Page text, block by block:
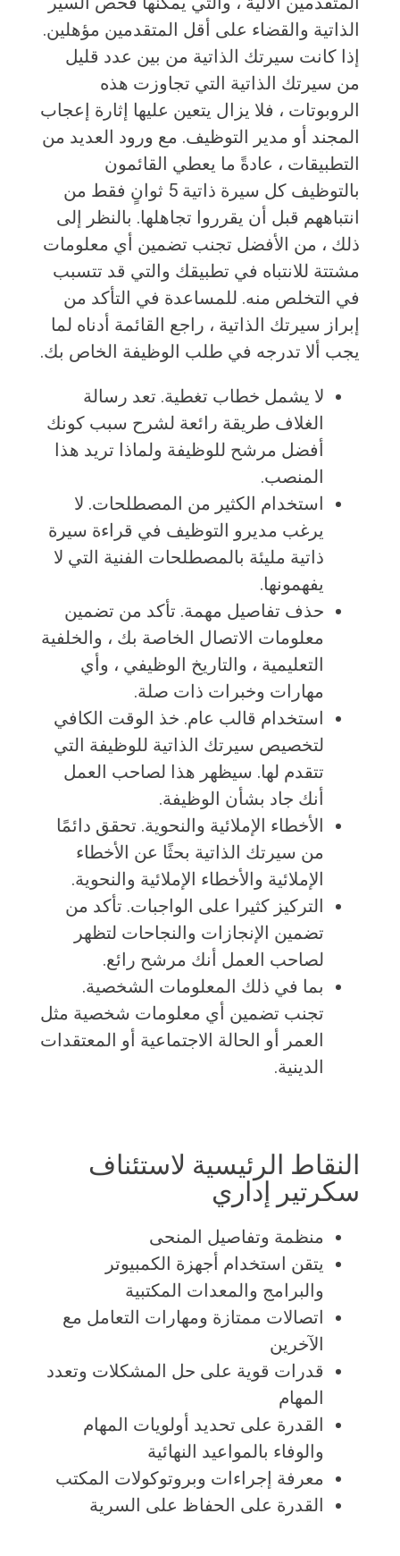
الذاتية والقضاء على أقل المتقدمين مؤهلين.
إذا كانت سيرتك الذاتية من بين عدد قليل
من سيرتك الذاتية التي تجاوزت هذه
الروبوتات ، فلا يزال يتعين عليها إثارة إعجاب
المجند أو مدير التوظيف. مع ورود العديد من
التطبيقات ، عادةً ما يعطي القائمون
بالتوظيف كل سيرة ذاتية 5 ثوانٍ فقط من
انتباههم قبل أن يقرروا تجاهلها. بالنظر إلى
ذلك ، من الأفضل تجنب تضمين أي معلومات
مشتتة للانتباه في تطبيقك والتي قد تتسبب
في التخلص منه. للمساعدة في التأكد من
إبراز سيرتك الذاتية ، راجع القائمة أدناه لما
يجب ألا تدرجه في طلب الوظيفة الخاص بك.
لا يشمل خطاب تغطية. تعد رسالة
الغلاف طريقة رائعة لشرح سبب كونك
أفضل مرشح للوظيفة ولماذا تريد هذا
المنصب.
استخدام الكثير من المصطلحات. لا
يرغب مديرو التوظيف في قراءة سيرة
ذاتية مليئة بالمصطلحات الفنية التي لا
يفهمونها.
حذف تفاصيل مهمة. تأكد من تضمين
معلومات الاتصال الخاصة بك ، والخلفية
التعليمية ، والتاريخ الوظيفي ، وأي
مهارات وخبرات ذات صلة.
استخدام قالب عام. خذ الوقت الكافي
لتخصيص سيرتك الذاتية للوظيفة التي
تتقدم لها. سيظهر هذا لصاحب العمل
أنك جاد بشأن الوظيفة.
الأخطاء الإملائية والنحوية. تحقق دائمًا
من سيرتك الذاتية بحثًا عن الأخطاء
الإملائية والأخطاء الإملائية والنحوية.
التركيز كثيرا على الواجبات. تأكد من
تضمين الإنجازات والنجاحات لتظهر
لصاحب العمل أنك مرشح رائع.
بما في ذلك المعلومات الشخصية.
تجنب تضمين أي معلومات شخصية مثل
العمر أو الحالة الاجتماعية أو المعتقدات
الدينية.
النقاط الرئيسية لاستئناف
سكرتير إداري
منظمة وتفاصيل المنحى
يتقن استخدام أجهزة الكمبيوتر
والبرامج والمعدات المكتبية
اتصالات ممتازة ومهارات التعامل مع
الآخرين
قدرات قوية على حل المشكلات وتعدد
المهام
القدرة على تحديد أولويات المهام
والوفاء بالمواعيد النهائية
معرفة إجراءات وبروتوكولات المكتب
القدرة على الحفاظ على السرية